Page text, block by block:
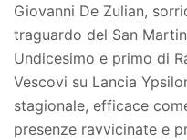
Giovanni De Zulian,
traguardo del San
Undicesimo e primo di
Vescovi su Lancia
stagionale, efficace
presenze ravvicinate e